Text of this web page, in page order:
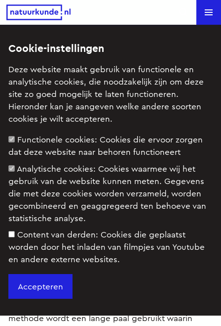
Natuurkunde.nl Search
Wiebelgenerator (Havo examen
2024-2, 4)
Onderwerp: Trilling en golf
Begrippen: Frequentie, Snelheid
Examenopgave Havo, Natuurkunde, 2024 tijdvak
2, opgave 4: Wiebelgenerator
methode om windenergie om te zetten in
methode wordt een lange paal gebruikt waarin
Cookie-instellingen
Deze website maakt gebruik van functionele en
analytische cookies, die noodzakelijk zijn om deze
site zo goed mogelijk te laten functioneren.
Hieronder kan je aangeven welke andere soorten
cookies je wilt accepteren.
Functionele cookies: Cookies die ervoor zorgen
dat deze website naar behoren functioneert
Analytische cookies: Cookies waarmee wij het
gebruik van de website kunnen meten. Gegevens
die met deze cookies worden verzameld, worden
gecombineerd en geaggregeerd ten behoeve van
statistische analyse.
Content van derden: Cookies die geplaatst
worden door het inladen van filmpjes van Youtube
en andere externe websites.